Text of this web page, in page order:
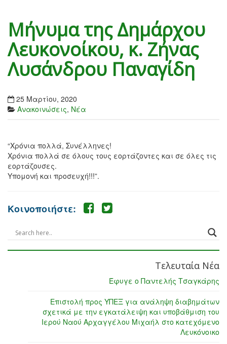
Μήνυμα της Δημάρχου
Λευκονοίκου, κ. Ζήνας
Λυσάνδρου Παναγίδη
25 Μαρτίου, 2020
Ανακοινώσεις, Νέα
“Χρόνια πολλά, Συνέλληνες!
Χρόνια πολλά σε όλους τους εορτάζοντες και σε όλες τις
εορτάζουσες.
Υπομονή και προσευχή!!!”.
Κοινοποιήστε:
Τελευταία Νέα
Έφυγε ο Παντελής Τσαγκάρης
Επιστολή προς ΥΠΕΞ για ανάληψη διαβημάτων
σχετικά με την εγκατάλειψη και υποβάθμιση του
Ιερού Ναού Αρχαγγέλου Μιχαήλ στο κατεχόμενο
Λευκόνοικο